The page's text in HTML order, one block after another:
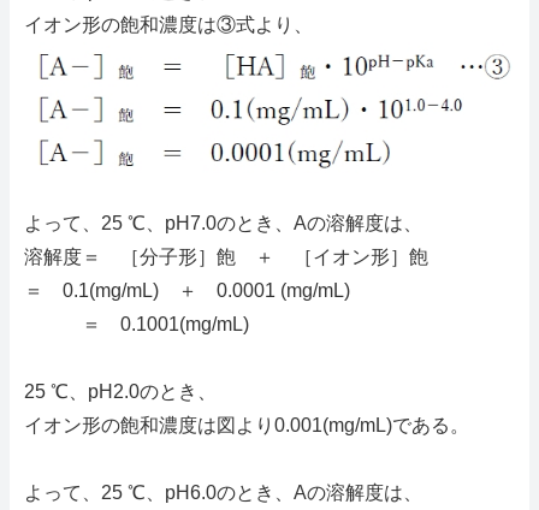
イオン形の飽和濃度は③式より、
よって、25 ℃、pH7.0のとき、Aの溶解度は、
溶解度＝ ［分子形］飽 ＋ ［イオン形］飽
＝ 0.1(mg/mL) ＋ 0.0001 (mg/mL)
＝ 0.1001(mg/mL)
25 ℃、pH2.0のとき、
イオン形の飽和濃度は図より0.001(mg/mL)である。
よって、25 ℃、pH6.0のとき、Aの溶解度は、